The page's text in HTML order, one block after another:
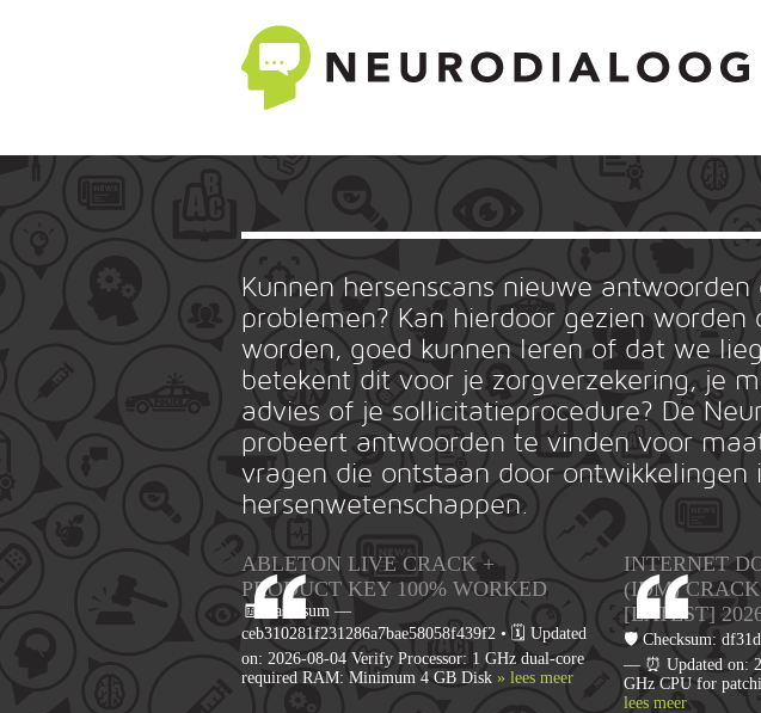
Kunnen hersenscans nieuwe
problemen? Kan hierdoor gezien worden
worden, goed kunnen leren of dat we
betekent dit voor je zorgverzekering, je
advies of je sollicitatieprocedure? De
probeert antwoorden te vinden voor
vragen die ontstaan door ontwikkelingen
hersenwetenschappen.
ABLETON LIVE CRACK +
PRODUCT KEY 100% WORKED
🧾 Hash-sum —
ceb310281f231286a7bae58058f439f2 • 🗓 Updated
on: 2026-08-04 Verify Processor: 1 GHz dual-core
required RAM: Minimum 4 GB Disk » lees meer
INTERNET
(IDM)
[LATEST]
🛡️ Checksum:
— ⏰ Updated on:
GHz CPU for
lees meer